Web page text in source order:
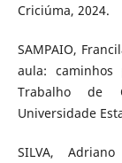
Criciúma, 2024.
SAMPAIO,
aula:
Trabalho de
Universidade
SILVA,